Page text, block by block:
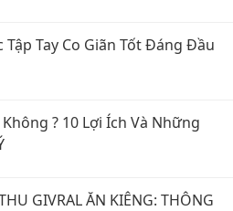
Tập Tay Co Giãn Tốt Đáng Đầu
? 10 Lợi Ích Và Những
GIVRAL ĂN KIÊNG: THÔNG